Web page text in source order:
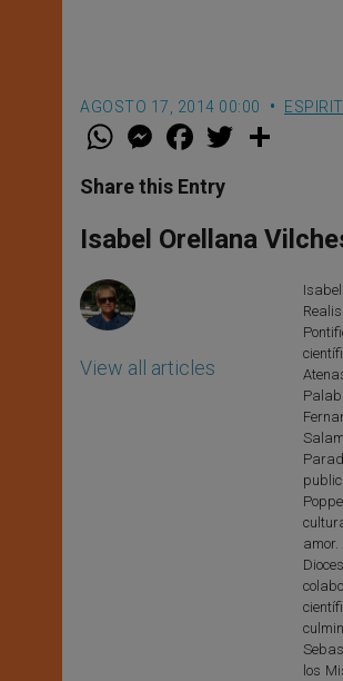
AGOSTO 17, 2014 00:00
W
t
s
p
p
M
e
s
e
g
e
F
a
e
b
o
k
w
r
Share this Entry
Isabel Orellana
View all articles
los